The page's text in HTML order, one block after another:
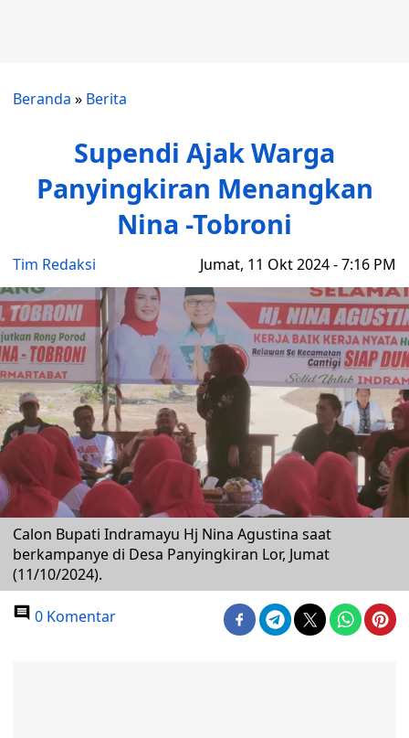
Beranda » Berita
Supendi Ajak Warga
Panyingkiran Menangkan
Nina -Tobroni
Tim Redaksi Jumat, 11 Okt 2024 - 7:16 PM
Calon Bupati Indramayu Hj Nina Agustina saat
berkampanye di Desa Panyingkiran Lor, Jumat
(11/10/2024).
0 Komentar